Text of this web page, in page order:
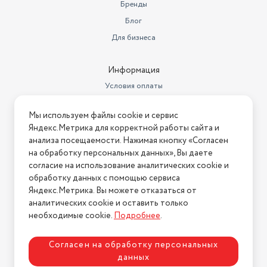
7,5 кг
720 Вт
810 Вт
воздушный
Бренды
Блог
Для бизнеса
Информация
Условия оплаты
Условия возврата
Нашли ошибку на сайте? Напишите нам
2026 © Интернет-магазин "АстМаркет". У нас есть всё!
Политика конфиденциальности
Мы используем файлы cookie и сервис
Яндекс.Метрика для корректной работы сайта и
анализа посещаемости. Нажимая кнопку «Согласен
на обработку персональных данных», Вы даете
согласие на использование аналитических cookie и
обработку данных с помощью сервиса
Яндекс.Метрика. Вы можете отказаться от
аналитических cookie и оставить только
необходимые cookie.Подробнее.
Согласен на обработку персональных
данных